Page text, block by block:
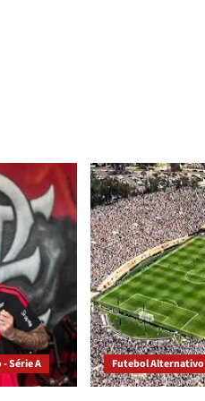
Série A Futebol Alternativo